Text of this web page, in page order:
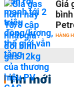
Giá
HÀNG
Tin mới